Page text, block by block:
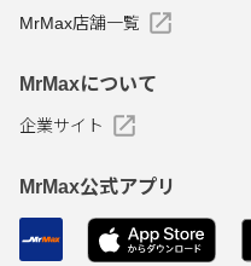
MrMax店舗一覧
MrMaxについて
企業サイト
MrMax公式アプリ